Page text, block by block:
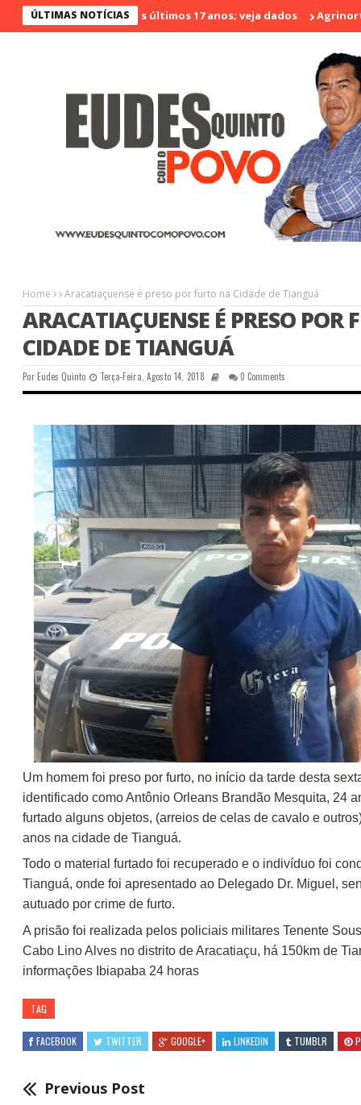
ÚLTIMAS NOTÍCIAS
menos violento nos últimos 17 anos; veja dados Agrinort em
Home Aracatiaçuense é preso por furto na Cidade de Tianguá
ARACATIAÇUENSE É PRESO POR
CIDADE DE TIANGUÁ
PorEudes Quinto Terça-Feira, Agosto 14, 2018 0 Comments
Um homem foi preso por furto, no início da tarde desta
identificado como Antônio Orleans Brandão Mesquita, 24
furtado alguns objetos, (arreios de celas de cavalo e
anos na cidade de Tianguá.
Todo o material furtado foi recuperado e o indivíduo foi
Tianguá, onde foi apresentado ao Delegado Dr. Miguel,
autuado por crime de furto.
A prisão foi realizada pelos policiais militares Tenente
Cabo Lino Alves no distrito de Aracatiaçu, há 150km de
informações Ibiapaba 24 horas
TAG
FACEBOOK TWITTER GOOGLE+ LINKEDIN TUMBLR
Previous Post